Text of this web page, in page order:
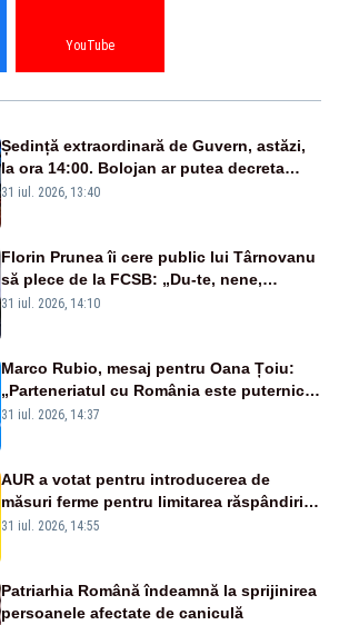
YouTube
Ședință extraordinară de Guvern, astăzi,
la ora 14:00. Bolojan ar putea decreta
stare de urgență energetică
31 iul. 2026, 13:40
Florin Prunea îi cere public lui Târnovanu
să plece de la FCSB: „Du-te, nene,
învârtindu-te!”
31 iul. 2026, 14:10
Marco Rubio, mesaj pentru Oana Țoiu:
„Parteneriatul cu România este puternic
și prețuit”
31 iul. 2026, 14:37
AUR a votat pentru introducerea de
măsuri ferme pentru limitarea răspândirii
virusului pestei porcine africane
31 iul. 2026, 14:55
Patriarhia Română îndeamnă la sprijinirea
persoanele afectate de caniculă